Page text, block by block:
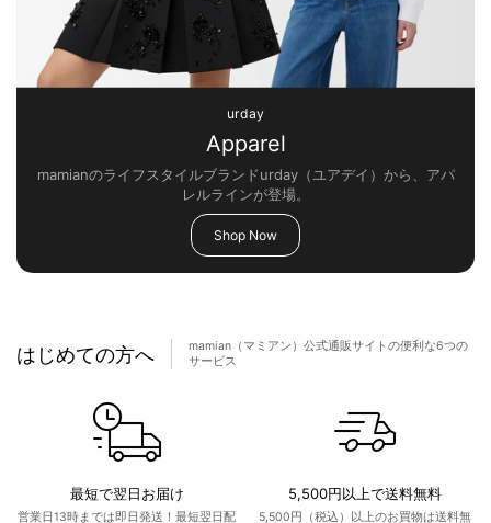
urday
Apparel
mamianのライフスタイルブランドurday（ユアデイ）から、アパ
レルラインが登場。
Shop Now
はじめての方へ
mamian（マミアン）公式通販サイトの便利な6つの
サービス
最短で翌日お届け
営業日13時までは即日発送！最短翌日配
5,500円以上で送料無料
5,500円（税込）以上のお買物は送料無